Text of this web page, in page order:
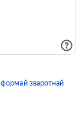
формай зваротнай